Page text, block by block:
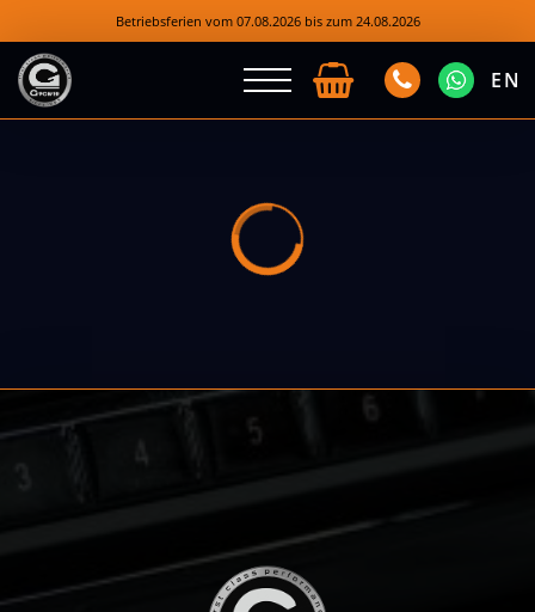
Betriebsferien vom 07.08.2026 bis zum 24.08.2026
EN